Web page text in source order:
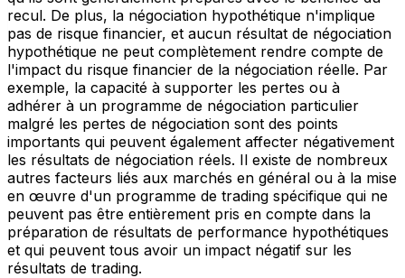
recul. De plus, la négociation hypothétique n'implique
pas de risque financier, et aucun résultat de négociation
hypothétique ne peut complètement rendre compte de
l'impact du risque financier de la négociation réelle. Par
exemple, la capacité à supporter les pertes ou à
adhérer à un programme de négociation particulier
malgré les pertes de négociation sont des points
importants qui peuvent également affecter négativement
les résultats de négociation réels. Il existe de nombreux
autres facteurs liés aux marchés en général ou à la mise
en œuvre d'un programme de trading spécifique qui ne
peuvent pas être entièrement pris en compte dans la
préparation de résultats de performance hypothétiques
et qui peuvent tous avoir un impact négatif sur les
résultats de trading.